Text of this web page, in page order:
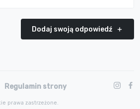
Dodaj swoją odpowiedź
Regulamin strony
prawa zastrzeżone.